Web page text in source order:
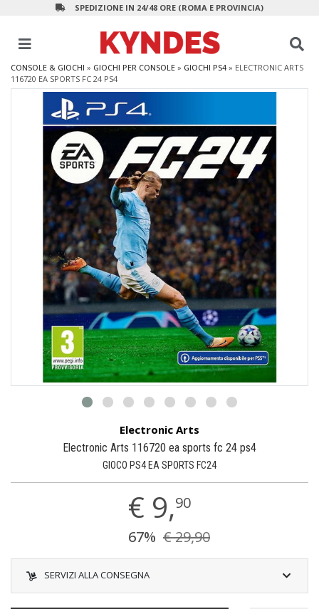
SPEDIZIONE IN 24/48 ORE (ROMA E PROVINCIA)
CONSOLE & GIOCHI » GIOCHI PER CONSOLE » GIOCHI PS4 » ELECTRONIC ARTS
116720 EA SPORTS FC 24 PS4
Electronic Arts
Electronic Arts 116720 ea sports fc 24 ps4
GIOCO PS4 EA SPORTS FC24
€ 9,90
67% € 29,90
SERVIZI ALLA CONSEGNA